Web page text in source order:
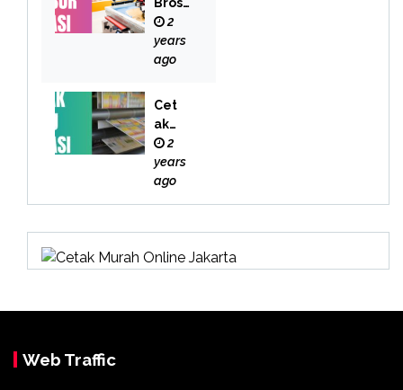
r
Bekas
i
2
years
ago
Cet
ak
Buk
u
Bek
2
years
ago
Web Traffic